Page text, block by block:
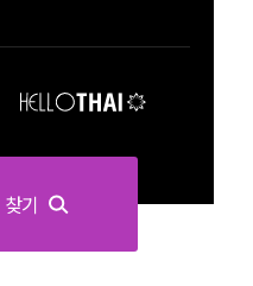
기